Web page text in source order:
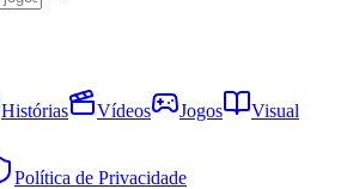
Histórias Vídeos Jogos
Visual
Política de Privacidade